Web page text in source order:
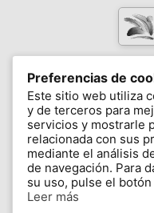
-
Preferencias de
Este sitio web utiliza
y de terceros para
servicios y mostrarle
relacionada con sus
mediante el análisis
de navegación. Para
su uso, pulse el
Leer más